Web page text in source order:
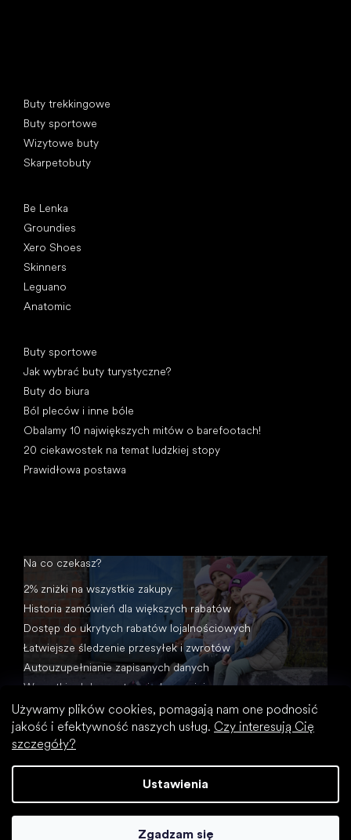
Używamy plików cookies, pomagają nam one podnosić
jakość i efektywność naszych usług. Czy interesują Cię
szczegóły?
Ustawienia
Zgadzam się
Buty trekkingowe
Buty sportowe
Wizytowe buty
Skarpetobuty
Be Lenka
Groundies
Xero Shoes
Skinners
Leguano
Anatomic
Buty sportowe
Jak wybrać buty turystyczne?
Buty do biura
Ból pleców i inne bóle
Obalamy 10 największych mitów o barefootach!
20 ciekawostek na temat ludzkiej stopy
Prawidłowa postawa
Na co czekasz?
2% zniżki na wszystkie zakupy
Historia zamówień dla większych rabatów
Dostęp do ukrytych rabatów lojalnościowych
Łatwiejsze śledzenie przesyłek i zwrotów
Autouzupełnianie zapisanych danych
Wszystkie dokumenty w jednym miejscu
Opracował Shoptet
Footic. Wszystkie prawa zastrzeżone.